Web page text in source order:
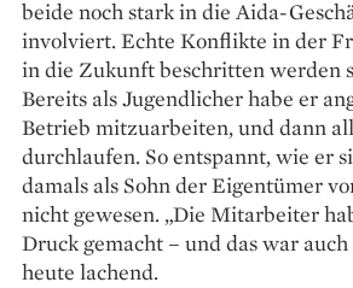
beide noch stark in die Aida-
involviert. Echte Konflikte in der
in die Zukunft beschritten werden
Bereits als Jugendlicher habe er
Betrieb mitzuarbeiten, und dann
durchlaufen. So entspannt, wie er
damals als Sohn der Eigentümer
nicht gewesen. „Die Mitarbeiter
Druck gemacht – und das war auch
heute lachend.